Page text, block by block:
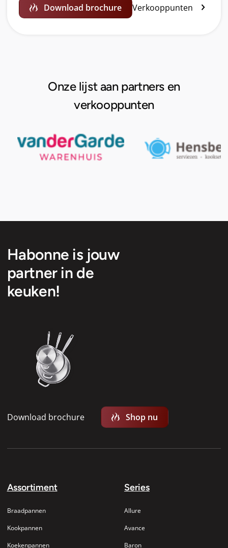
Download brochure Verkooppunten
Onze lijst aan partners en
verkooppunten
Habonne is jouw
partner in de
keuken!
Download brochure Shop nu
Assortiment
Braadpannen
Kookpannen
Koekenpannen
Series
Allure
Avance
Baron